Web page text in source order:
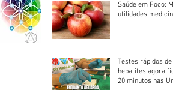
Saúde em Foco:
utilidades
Testes rápidos
hepatites agora
20 minutos nas